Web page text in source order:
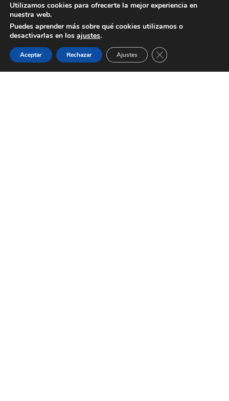
Utilizamos cookies para ofrecerte la mejor experiencia en
nuestra web.
Puedes aprender más sobre qué cookies utilizamos o
desactivarlas en los ajustes.
Aceptar Rechazar Ajustes Cerrar el banner de